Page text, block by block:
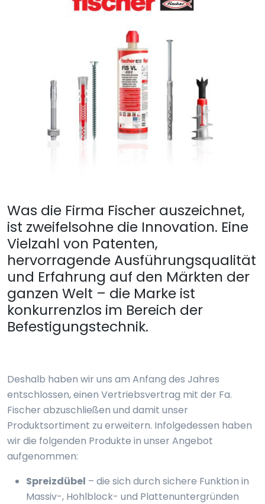
Was die Firma Fischer auszeichnet,
ist zweifelsohne die Innovation. Eine
Vielzahl von Patenten,
hervorragende Ausführungsqualität
und Erfahrung auf den Märkten der
ganzen Welt – die Marke ist
konkurrenzlos im Bereich der
Befestigungstechnik.
Deshalb haben wir uns am Anfang des Jahres
entschlossen, einen Vertriebsvertrag mit der Fa.
Fischer abzuschließen und damit unser
Produktsortiment zu erweitern. Infolgedessen haben
wir die folgenden Produkte in unser Angebot
aufgenommen:
Spreizdübel – die sich durch sichere Funktion in
Massiv-, Hohlblock- und Plattenuntergründen